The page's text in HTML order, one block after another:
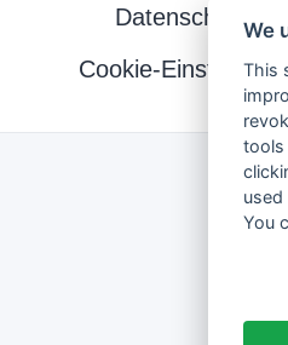
Cookie-
We
This
tools
You